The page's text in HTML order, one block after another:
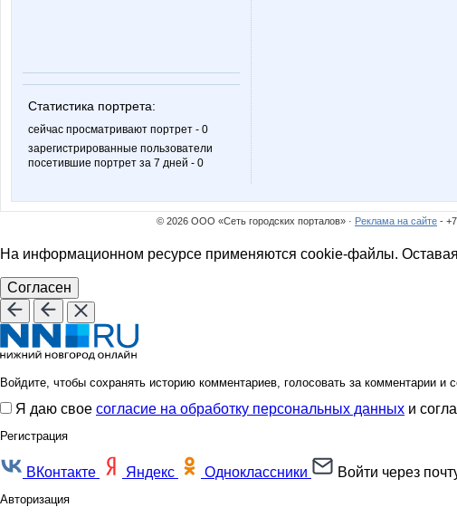
Статистика портрета:
сейчас просматривают портрет - 0
зарегистрированные пользователи
посетившие портрет за 7 дней - 0
© 2026 ООО «Сеть городских порталов» · Реклама на сайте -
На информационном ресурсе применяются cookie-файлы.
Согласен
Войдите, чтобы сохранять историю комментариев, голосовать за комментарии и
Я даю свое согласие на обработку персональных данных и
Регистрация
ВКонтакте Яндекс Одноклассники Войти через
Авторизация